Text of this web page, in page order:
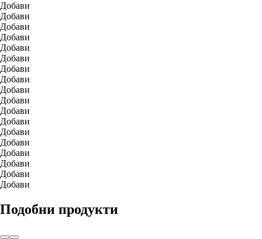
Добави
Добави
Добави
Добави
Добави
Добави
Добави
Добави
Добави
Добави
Добави
Добави
Добави
Добави
Добави
Добави
Добави
Добави
Подобни продукти